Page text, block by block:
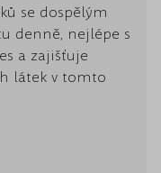
se dospělým
denně, nejlépe s
a zajišťuje
látek v tomto